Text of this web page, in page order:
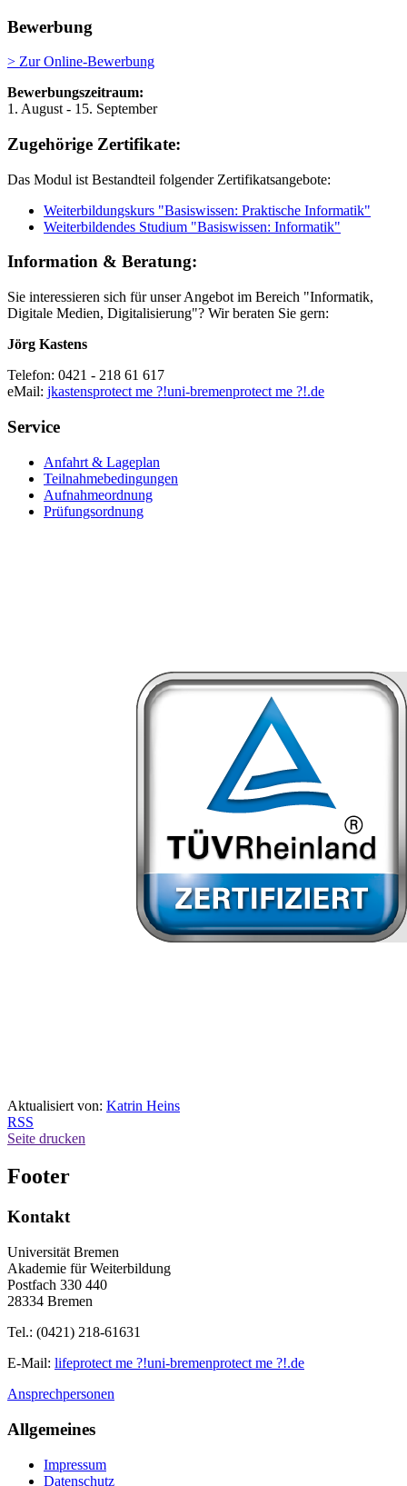
Bewerbung
> Zur Online-Bewerbung
Bewerbungszeitraum:
1. August - 15. September
Zugehörige Zertifikate:
Das Modul ist Bestandteil folgender Zertifikatsangebote:
Weiterbildungskurs "Basiswissen: Praktische Informatik"
Weiterbildendes Studium "Basiswissen: Informatik"
Information & Beratung:
Sie interessieren sich für unser Angebot im Bereich "Informatik,
Digitale Medien, Digitalisierung"? Wir beraten Sie gern:
Jörg Kastens
Telefon: 0421 - 218 61 617
eMail: jkastensprotect me ?!uni-bremenprotect me ?!.de
Service
Anfahrt & Lageplan
Teilnahmebedingungen
Aufnahmeordnung
Prüfungsordnung
Aktualisiert von: Katrin Heins
RSS
Seite drucken
Footer
Kontakt
Universität Bremen
Akademie für Weiterbildung
Postfach 330 440
28334 Bremen
Tel.: (0421) 218-61631
E-Mail: lifeprotect me ?!uni-bremenprotect me ?!.de
Ansprechpersonen
Allgemeines
Impressum
Datenschutz